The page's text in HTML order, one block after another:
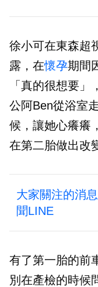
徐小可在東森超
露，在懷孕期間
「真的很想要
公阿Ben從浴室
候，讓她心癢癢
在第二胎做出改
大家關注的消
聞LINE
有了第一胎的前
別在產檢的時候